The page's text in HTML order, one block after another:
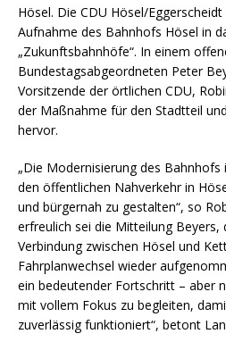
Hösel. Die CDU Hösel/
Aufnahme des Bahnhofs Hösel in
„Zukunftsbahnhöfe“. In einem
Bundestagsabgeordneten Peter
Vorsitzende der örtlichen CDU,
der Maßnahme für den Stadtteil
hervor.
„Die Modernisierung des
den öffentlichen Nahverkehr in
und bürgernah zu gestalten“, so
erfreulich sei die Mitteilung Beyers,
Verbindung zwischen Hösel und
Fahrplanwechsel wieder
ein bedeutender Fortschritt – aber
mit vollem Fokus zu begleiten,
zuverlässig funktioniert“, betont